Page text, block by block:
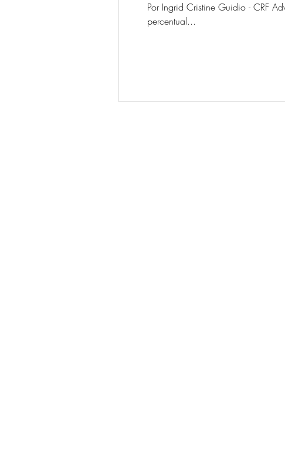
Por Ingrid Cristine Guidio - CRF
percentual...